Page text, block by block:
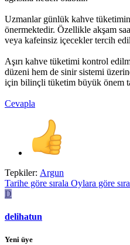
Uzmanlar günlük kahve
önermektedir. Özellikle akşam
veya kafeinsiz içecekler tercih
Aşırı kahve tüketimi kontrol
düzeni hem de sinir sistemi
için bilinçli tüketim büyük önem
Cevapla
Tepkiler: Argun
Tarihe göre sırala Oylara göre
D
delihatun
Yeni üye